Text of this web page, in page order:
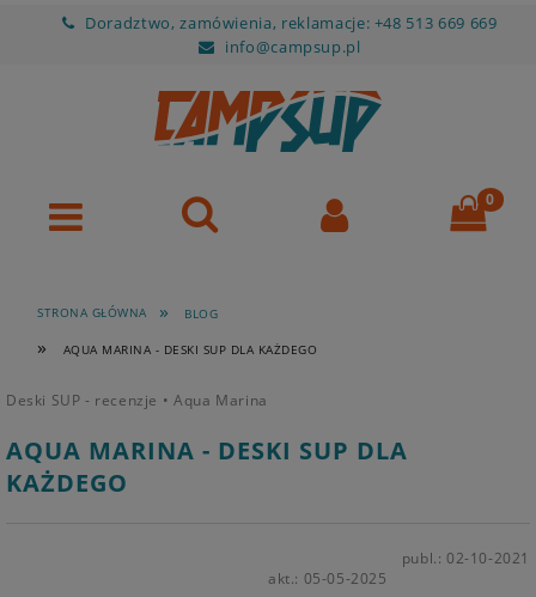
Doradztwo, zamówienia, reklamacje: +48 513 669 669
info@campsup.pl
STRONA GŁÓWNA » BLOG
» AQUA MARINA - DESKI SUP DLA KAŻDEGO
Deski SUP - recenzje •Aqua Marina
AQUA MARINA - DESKI SUP DLA
KAŻDEGO
publ.: 02-10-2021
akt.: 05-05-2025